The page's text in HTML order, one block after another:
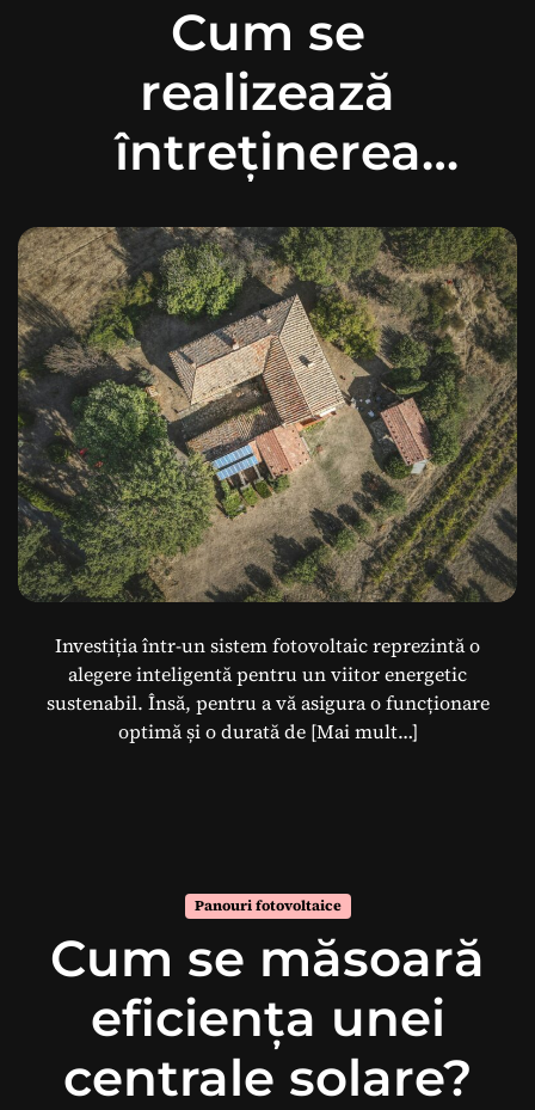
Cum se
realizează
întreținerea
panourilor
fotovoltaice?
Investiția într-un sistem fotovoltaic reprezintă o
alegere inteligentă pentru un viitor energetic
sustenabil. Însă, pentru a vă asigura o funcționare
optimă și o durată de [Mai mult…]
Panouri fotovoltaice
Cum se măsoară
eficiența unei
centrale solare?